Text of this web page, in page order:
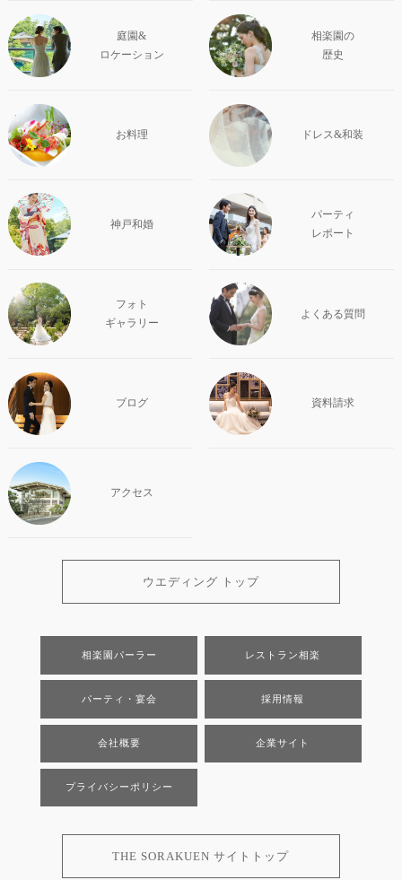
庭園&
ロケーション
相楽園の
歴史
お料理 ドレス&和装
神戸和婚
パーティ
レポート
フォト
ギャラリー
よくある質問
ブログ 資料請求
アクセス
ウエディング トップ
相楽園パーラー レストラン相楽
パーティ・宴会 採用情報
会社概要 企業サイト
プライバシーポリシー
THE SORAKUEN サイトトップ